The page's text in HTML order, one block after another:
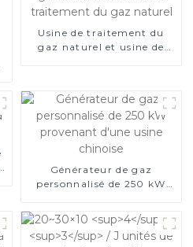
Usine de traitement du
gaz naturel et usine de
Générateur de gaz
personnalisé de 250 kW